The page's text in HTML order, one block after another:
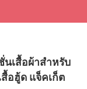
เสื้อผ้าสําหรับ
อฮู้ด แจ็คเก็ต